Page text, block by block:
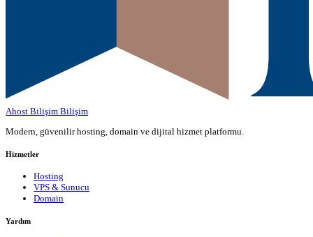
Ahost Bilişim Bilişim
Modern, güvenilir hosting, domain ve dijital hizmet platformu.
Hizmetler
Hosting
VPS & Sunucu
Domain
Yardım